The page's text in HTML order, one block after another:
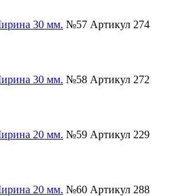
№57 Артикул 274
№58 Артикул 272
№59 Артикул 229
№60 Артикул 288